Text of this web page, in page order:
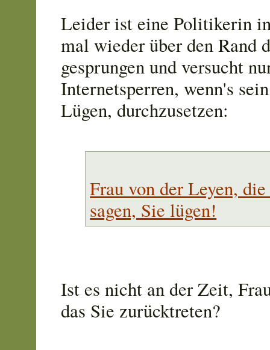
Leider ist eine Politikerin
mal wieder über den Rand
gesprungen und versucht
Internetsperren, wenn's
Lügen, durchzusetzen:
Frau von der Leyen,
sagen, Sie lügen!
Ist es nicht an der Zeit,
das Sie zurücktreten?